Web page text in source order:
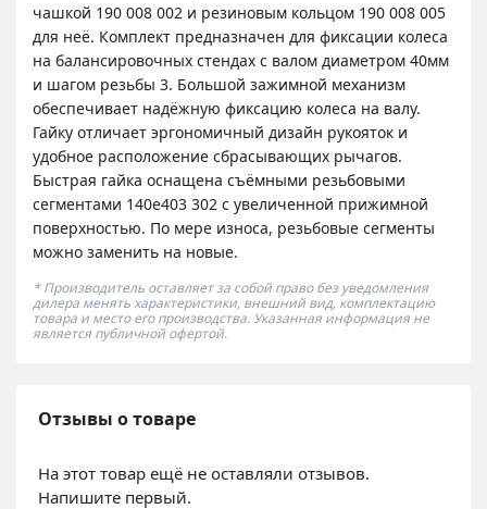
чашкой 190 008 002 и резиновым кольцом 190 008 005
для неё. Комплект предназначен для фиксации колеса
на балансировочных стендах с валом диаметром 40мм
и шагом резьбы 3. Большой зажимной механизм
обеспечивает надёжную фиксацию колеса на валу.
Гайку отличает эргономичный дизайн рукояток и
удобное расположение сбрасывающих рычагов.
Быстрая гайка оснащена съёмными резьбовыми
сегментами 140е403 302 с увеличенной прижимной
поверхностью. По мере износа, резьбовые сегменты
можно заменить на новые.
* Производитель оставляет за собой право без уведомления
дилера менять характеристики, внешний вид, комплектацию
товара и место его производства. Указанная информация не
является публичной офертой.
Отзывы о товаре
На этот товар ещё не оставляли отзывов.
Напишите первый.